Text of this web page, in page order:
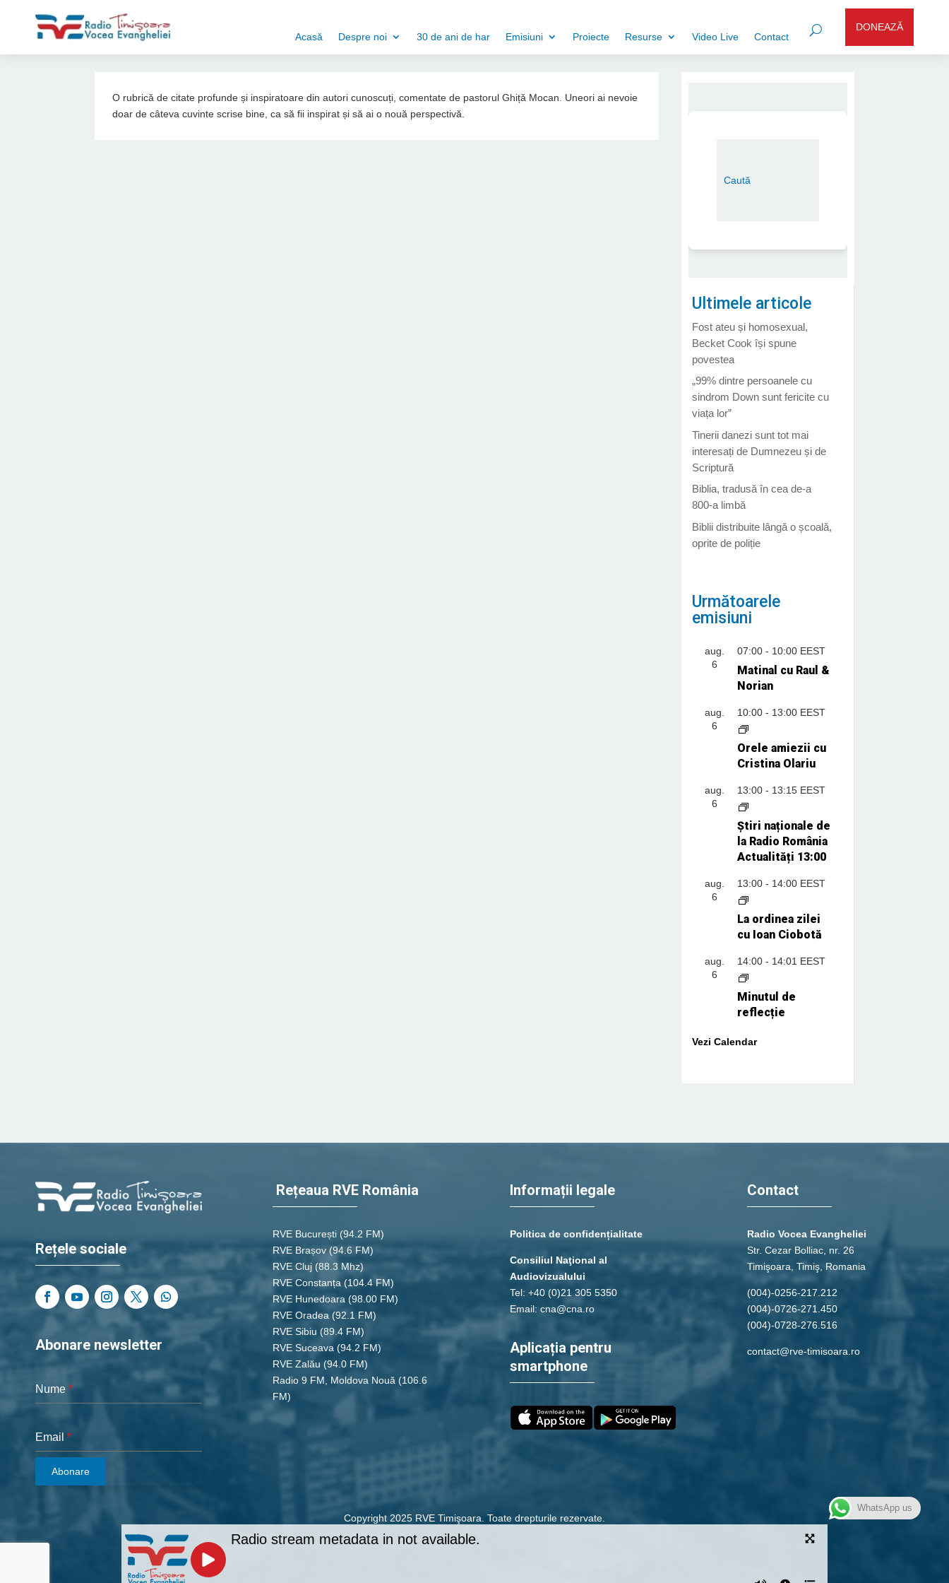
Acasă Despre noi 30 de ani de har Emisiuni Proiecte Resurse Video Live Contact
DONEAZĂ
O rubrică de citate profunde și inspiratoare din autori cunoscuți, comentate de pastorul Ghiță Mocan. Uneori ai nevoie
doar de câteva cuvinte scrise bine, ca să fii inspirat și să ai o nouă perspectivă.
Ultimele articole
Fost ateu și homosexual,
Becket Cook își spune
povestea
„99% dintre persoanele cu
sindrom Down sunt fericite cu
viața lor”
Tinerii danezi sunt tot mai
interesați de Dumnezeu și de
Scriptură
Biblia, tradusă în cea de-a
800-a limbă
Biblii distribuite lângă o școală,
oprite de poliție
Următoarele
emisiuni
aug.
6
07:00- 10:00 EEST
Matinal cu Raul &
Norian
aug.
6
10:00- 13:00 EEST
Orele amiezii cu
Cristina Olariu
aug.
6
13:00- 13:15 EEST
Știri naționale de
la Radio România
Actualități 13:00
aug.
6
13:00- 14:00 EEST
La ordinea zilei
cu Ioan Ciobotă
aug.
6
14:00- 14:01 EEST
Minutul de
reflecție
Vezi Calendar
Rețele sociale
Abonare newsletter
Nume *
Email *
Abonare
Rețeaua RVE România
RVE București (94.2 FM)
RVE Brașov (94.6 FM)
RVE Cluj (88.3 Mhz)
RVE Constanța (104.4 FM)
RVE Hunedoara (98.00 FM)
RVE Oradea (92.1 FM)
RVE Sibiu (89.4 FM)
RVE Suceava (94.2 FM)
RVE Zalău (94.0 FM)
Radio 9 FM, Moldova Nouă (106.6
FM)
Informații legale
Politica de confidențialitate
Consiliul Naţional al
Audiovizualului
Tel: +40 (0)21 305 5350
Email: cna@cna.ro
Aplicația pentru
smartphone
Contact
Radio Vocea Evangheliei
Str. Cezar Bolliac, nr. 26
Timişoara, Timiş, Romania
(004)-0256-217.212
(004)-0726-271.450
(004)-0728-276.516
contact@rve-timisoara.ro
Copyright 2025 RVE Timişoara. Toate drepturile rezervate.
Radio stream metadata in not available.
WhatsApp us